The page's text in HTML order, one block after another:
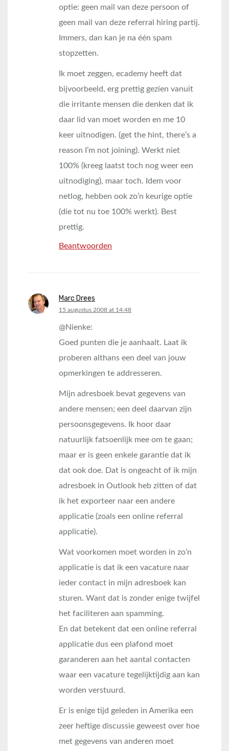
optie: geen mail van deze persoon of
geen mail van deze referral hiring partij.
Immers, dan kan je na één spam
stopzetten.
Ik moet zeggen, ecademy heeft dat
bijvoorbeeld, erg prettig gezien vanuit
die irritante mensen die denken dat ik
daar lid van moet worden en me 10
keer uitnodigen. (get the hint, there’s a
reason I’m not joining). Werkt niet
100% (kreeg laatst toch nog weer een
uitnodiging), maar toch. Idem voor
netlog, hebben ook zo’n keurige optie
(die tot nu toe 100% werkt). Best
prettig.
Beantwoorden
Marc Drees
says:
15 augustus 2008 at 14:48
@Nienke:
Goed punten die je aanhaalt. Laat ik
proberen althans een deel van jouw
opmerkingen te addresseren.
Mijn adresboek bevat gegevens van
andere mensen; een deel daarvan zijn
persoonsgegevens. Ik hoor daar
natuurlijk fatsoenlijk mee om te gaan;
maar er is geen enkele garantie dat ik
dat ook doe. Dat is ongeacht of ik mijn
adresboek in Outlook heb zitten of dat
ik het exporteer naar een andere
applicatie (zoals een online referral
applicatie).
Wat voorkomen moet worden in zo’n
applicatie is dat ik een vacature naar
ieder contact in mijn adresboek kan
sturen. Want dat is zonder enige twijfel
het faciliteren aan spamming.
En dat betekent dat een online referral
applicatie dus een plafond moet
garanderen aan het aantal contacten
waar een vacature tegelijktijdig aan kan
worden verstuurd.
Er is enige tijd geleden in Amerika een
zeer heftige discussie geweest over hoe
met gegevens van anderen moet